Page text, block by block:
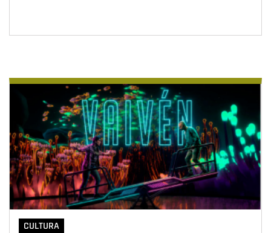
CULTURA